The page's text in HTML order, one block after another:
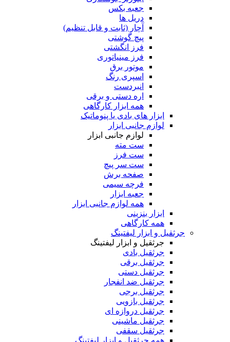
جعبه بکس
دریل ها
آچار (ثابت و قابل تنظیم)
پیچ گوشتی
فرز انگشتی
فرز مینیاتوری
موتور برق
اسپری رنگ
انبردست
اره دستی و برقی
همه ابزار کارگاهی
ابزار های بادی یا پنوماتیک
لوازم جانبی ابزار
لوازم جانبی ابزار
ست مته
ست فرز
ست سر پیچ
صفحه برش
فرچه سیمی
جعبه ابزار
همه لوازم جانبی ابزار
ابزار بنزینی
همه کارگاهی
جرثقیل و ابزار لیفتینگ
جرثقیل و ابزار لیفتینگ
جرثقیل بادی
جرثقیل برقی
جرثقیل دستی
جرثقیل ضد انفجار
جرثقیل برجی
جرثقیل بازویی
جرثقیل دروازه ای
جرثقیل ماشینی
جرثقیل سقفی
همه جرثقیل و ابزار لیفتینگ